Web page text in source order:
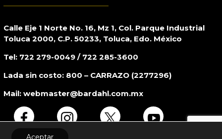
Calle Eje 1 Norte No. 16, Mz 1, Col. Parque Industrial
Toluca 2000, C.P. 50233, Toluca, Edo. México
Tel: 722 279-0049 / 722 285-3600
Lada sin costo: 800 – CARRAZO (2277296)
Mail:webmaster@bardahl.com.mx
Aceptar